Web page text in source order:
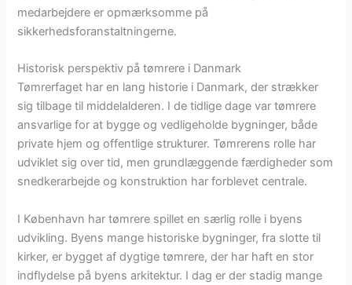
medarbejdere er opmærksomme på
sikkerhedsforanstaltningerne.
Historisk perspektiv på tømrere i Danmark
Tømrerfaget har en lang historie i Danmark, der strækker
sig tilbage til middelalderen. I de tidlige dage var tømrere
ansvarlige for at bygge og vedligeholde bygninger, både
private hjem og offentlige strukturer. Tømrerens rolle har
udviklet sig over tid, men grundlæggende færdigheder som
snedkerarbejde og konstruktion har forblevet centrale.
I København har tømrere spillet en særlig rolle i byens
udvikling. Byens mange historiske bygninger, fra slotte til
kirker, er bygget af dygtige tømrere, der har haft en stor
indflydelse på byens arkitektur. I dag er der stadig mange